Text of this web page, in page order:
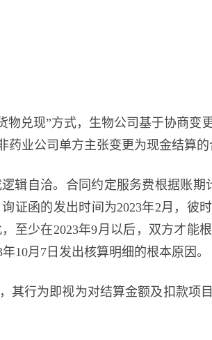
兑现”方式，生物公司基于协商变
业公司单方主张变更为现金结算的
辑自洽。合同约定服务费根据账期
证函的发出时间为2023年2月，彼
至少在2023年9月以后，双方才能
10月7日发出核算明细的根本原因。
其行为即视为对结算金额及扣款项